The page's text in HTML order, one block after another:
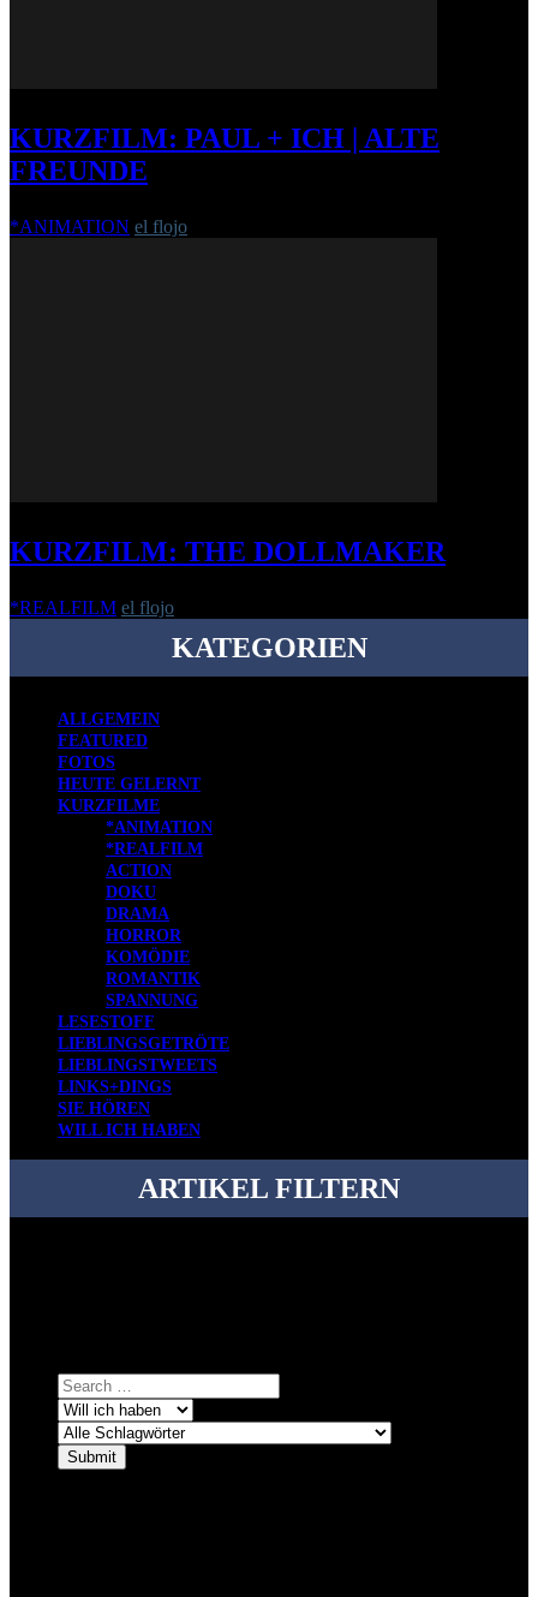
KURZFILM: PAUL + ICH | ALTE
FREUNDE
*ANIMATION el flojo
KURZFILM: THE DOLLMAKER
*REALFILM el flojo
KATEGORIEN
ALLGEMEIN
FEATURED
FOTOS
HEUTE GELERNT
KURZFILME
*ANIMATION
*REALFILM
ACTION
DOKU
DRAMA
HORROR
KOMÖDIE
ROMANTIK
SPANNUNG
LESESTOFF
LIEBLINGSGETRÖTE
LIEBLINGSTWEETS
LINKS+DINGS
SIE HÖREN
WILL ICH HABEN
ARTIKEL FILTERN